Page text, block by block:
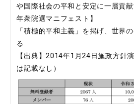
や国際社会の平和と安定に一層貢
年衆院選マニフェスト】
「積極的平和主義」を掲げ、世界
る
【出典】2014年1月24日施政方針
は記載なし）